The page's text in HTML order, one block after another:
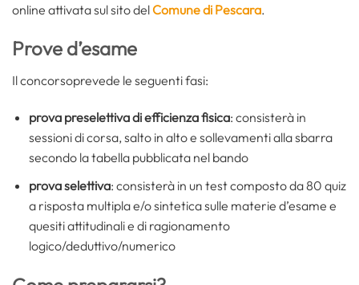
online attivata sul sito delComune di Pescara.
Prove d’esame
Il concorsoprevede le seguenti fasi:
prova preselettiva di efficienza fisica: consisterà in
sessioni di corsa, salto in alto e sollevamenti alla sbarra
secondo la tabella pubblicata nel bando
prova selettiva: consisterà in un test composto da 80 quiz
a risposta multipla e/o sintetica sulle materie d’esame e
quesiti attitudinali e di ragionamento
logico/deduttivo/numerico